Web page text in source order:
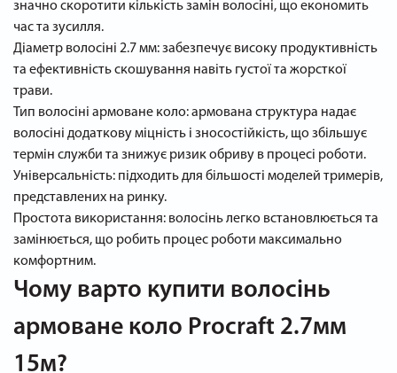
значно скоротити кількість замін волосіні, що економить
час та зусилля.
Діаметр волосіні 2.7 мм: забезпечує високу продуктивність
та ефективність скошування навіть густої та жорсткої
трави.
Тип волосіні армоване коло: армована структура надає
волосіні додаткову міцність і зносостійкість, що збільшує
термін служби та знижує ризик обриву в процесі роботи.
Універсальність: підходить для більшості моделей тримерів,
представлених на ринку.
Простота використання: волосінь легко встановлюється та
замінюється, що робить процес роботи максимально
комфортним.
Чому варто купити волосінь
армоване коло Procraft 2.7мм
15м?